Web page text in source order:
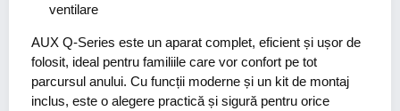
ventilare
AUX Q-Series este un aparat complet, eficient și ușor de
folosit, ideal pentru familiile care vor confort pe tot
parcursul anului. Cu funcții moderne și un kit de montaj
inclus, este o alegere practică și sigură pentru orice